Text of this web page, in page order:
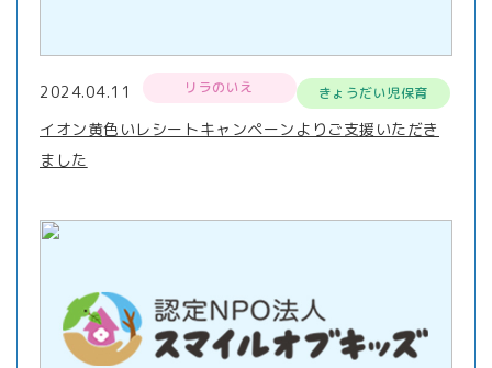
2024.04.11 リラのいえ きょうだい児保育
イオン黄色いレシートキャンペーンよりご支援いただき
ました